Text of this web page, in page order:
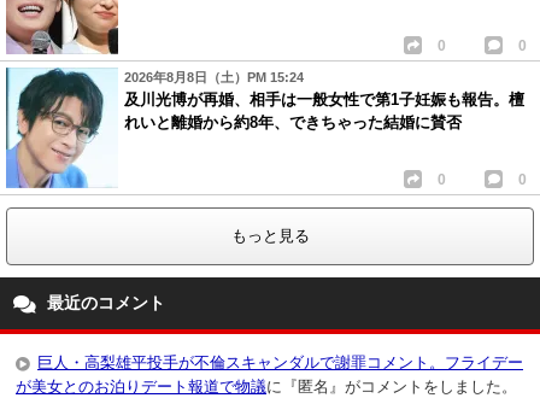
0 0
2026年8月8日（土）PM 15:24
及川光博が再婚、相手は一般女性で第1子妊娠も報告。檀
れいと離婚から約8年、できちゃった結婚に賛否
0 0
もっと見る
最近のコメント
巨人・高梨雄平投手が不倫スキャンダルで謝罪コメント。フライデー
が美女とのお泊りデート報道で物議に『匿名』がコメントをしました。